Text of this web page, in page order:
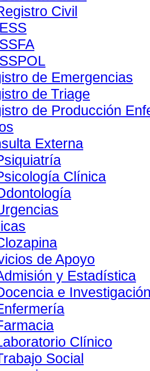
Civil
de Emergencias
de Triage
de Producción
Externa
Clínica
de Apoyo
y Estadística
e
Clínico
Social